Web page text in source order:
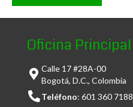
Oficina Principal
Calle 17 #28A-00
Bogotá, D.C., Colombia
Teléfono: 601 360 7188